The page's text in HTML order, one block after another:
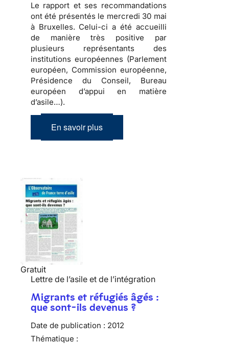
Le rapport et ses recommandations
ont été présentés le mercredi 30 mai
à Bruxelles. Celui-ci a été accueilli
de manière très positive par
plusieurs représentants des
institutions européennes (Parlement
européen, Commission européenne,
Présidence du Conseil, Bureau
européen d’appui en matière
d’asile…).
En savoir plus
Gratuit
Lettre de l’asile et de l’intégration
Migrants et réfugiés âgés :
que sont-ils devenus ?
Date de publication : 2012
Thématique :